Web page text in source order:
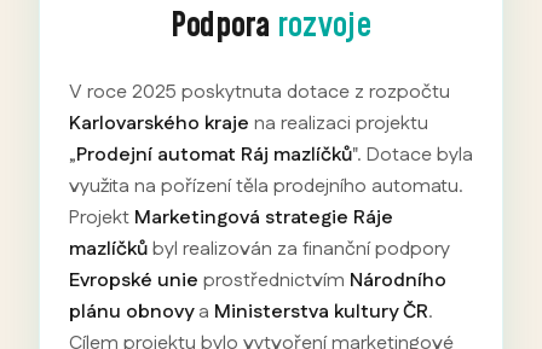
Podpora rozvoje
V roce 2025 poskytnuta dotace z rozpočtu
Karlovarského kraje na realizaci projektu
„Prodejní automat Ráj mazlíčků". Dotace byla
využita na pořízení těla prodejního automatu.
Projekt Marketingová strategie Ráje
mazlíčkůbyl realizován za finanční podpory
Evropské unie prostřednictvím Národního
plánu obnovya Ministerstva kultury ČR.
Cílem projektu bylo vytvoření marketingové